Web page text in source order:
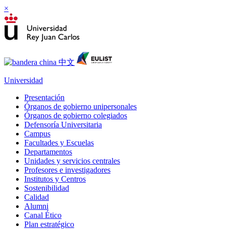
×
Universidad
Presentación
Órganos de gobierno unipersonales
Órganos de gobierno colegiados
Defensoría Universitaria
Campus
Facultades y Escuelas
Departamentos
Unidades y servicios centrales
Profesores e investigadores
Institutos y Centros
Sostenibilidad
Calidad
Alumni
Canal Ético
Plan estratégico